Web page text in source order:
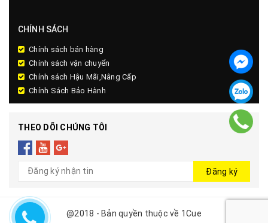
CHÍNH SÁCH
Chính sách bán hàng
Chính sách vận chuyển
Chính sách Hậu Mãi,Nâng Cấp
Chính Sách Bảo Hành
THEO DÕI CHÚNG TÔI
Đăng ký
@2018 - Bản quyền thuộc về 1Cue